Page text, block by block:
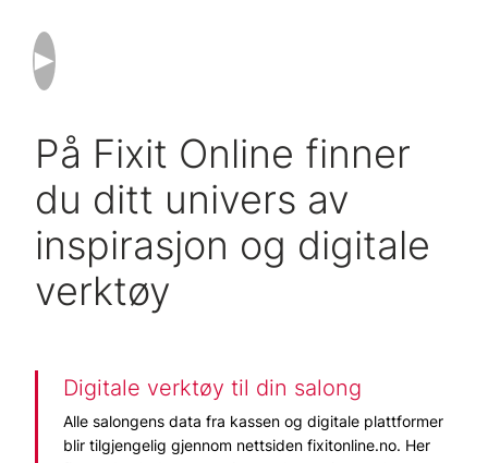
På Fixit Online finner
du ditt univers av
inspirasjon og digitale
verktøy
Digitale verktøy til din salong
Alle salongens data fra kassen og digitale plattformer
blir tilgjengelig gjennom nettsiden fixitonline.no. Her